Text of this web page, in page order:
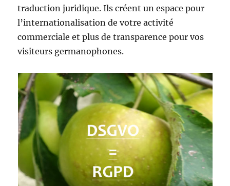
traduction juridique. Ils créent un espace pour
l’internationalisation de votre activité
commerciale et plus de transparence pour vos
visiteurs germanophones.